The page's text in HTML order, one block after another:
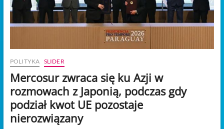
POLITYKA SLIDER
Mercosur zwraca się ku Azji w
rozmowach z Japonią, podczas gdy
podział kwot UE pozostaje
nierozwiązany